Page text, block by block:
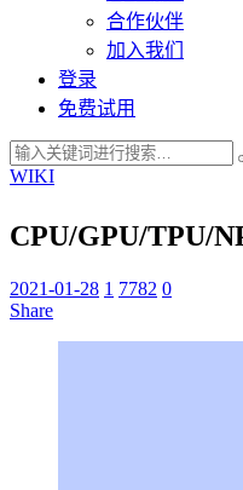
合作伙伴
加入我们
登录
免费试用
WIKI
CPU/GPU/TPU/
2021-01-28 1 7782 0
Share